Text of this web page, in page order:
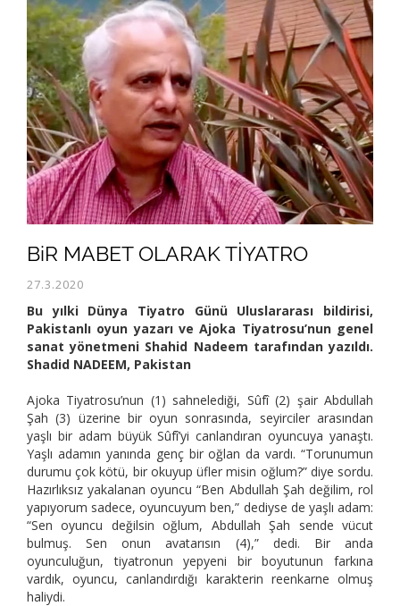
BiR MABET OLARAK TİYATRO
27.3.2020
Bu yılki Dünya Tiyatro Günü Uluslararası bildirisi,
Pakistanlı oyun yazarı ve Ajoka Tiyatrosu’nun genel
sanat yönetmeni Shahid Nadeem tarafından yazıldı.
Shadid NADEEM, Pakistan
Ajoka Tiyatrosu’nun (1) sahnelediği, Sûfî (2) şair Abdullah
Şah (3) üzerine bir oyun sonrasında, seyirciler arasından
yaşlı bir adam büyük Sûfî’yi canlandıran oyuncuya yanaştı.
Yaşlı adamın yanında genç bir oğlan da vardı. “Torunumun
durumu çok kötü, bir okuyup üfler misin oğlum?” diye sordu.
Hazırlıksız yakalanan oyuncu “Ben Abdullah Şah değilim, rol
yapıyorum sadece, oyuncuyum ben,” dediyse de yaşlı adam:
“Sen oyuncu değilsin oğlum, Abdullah Şah sende vücut
bulmuş. Sen onun avatarısın (4),” dedi. Bir anda
oyunculuğun, tiyatronun yepyeni bir boyutunun farkına
vardık, oyuncu, canlandırdığı karakterin reenkarne olmuş
haliydi.